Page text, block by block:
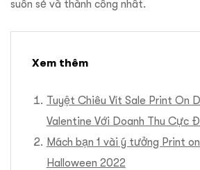
suôn sẻ và thành công nhất.
Xem thêm
Tuyệt Chiêu Vít Sale Print On
Valentine Với Doanh Thu Cực
Mách bạn 1 vài ý tưởng Print
Halloween 2022